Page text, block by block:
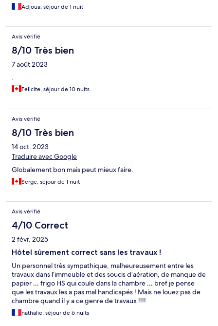
Adjoua, séjour de 1 nuit
Avis vérifié
8/10 Très bien
7 août 2023
.
Felicite, séjour de 10 nuits
Avis vérifié
8/10 Très bien
14 oct. 2023
Traduire avec Google
Globalement bon mais peut mieux faire.
Serge, séjour de 1 nuit
Avis vérifié
4/10 Correct
2 févr. 2025
Hôtel sûrement correct sans les travaux !
Un personnel très sympathique, malheureusement entre les
travaux dans l’immeuble et des soucis d’aération, de manque de
papier … frigo HS qui coule dans la chambre … bref je pense
que les travaux les a pas mal handicapés ! Mais ne louez pas de
chambre quand il y a ce genre de travaux !!!!
nathalie, séjour de 6 nuits